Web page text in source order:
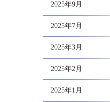
2025年9月
2025年7月
2025年3月
2025年2月
2025年1月